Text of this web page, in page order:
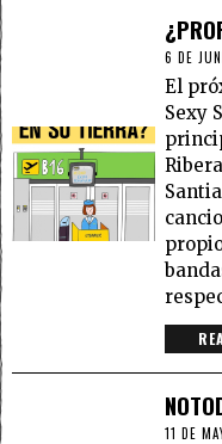
6 DE
El
Sexy
11 DE